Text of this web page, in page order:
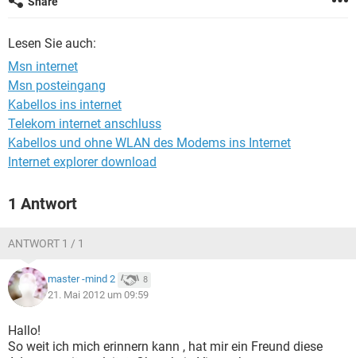
FACEBOOK
Lesen Sie auch:
Msn internet
Msn posteingang
Kabellos ins internet
Telekom internet anschluss
Kabellos und ohne WLAN des Modems ins Internet
Internet explorer download
1 Antwort
ANTWORT 1 / 1
master -mind 2 8
21. Mai 2012 um 09:59
Hallo!
So weit ich mich erinnern kann , hat mir ein Freund diese